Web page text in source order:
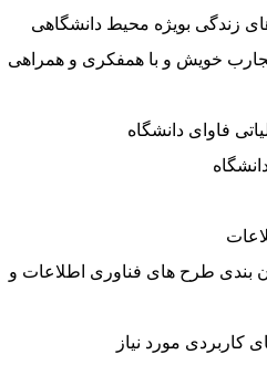
زندگی بویژه محیط دانشگاهی
خویش و با همفکری و همراهی
فاوای دانشگاه
طرح های فناوری اطلاعات و
مورد نیاز